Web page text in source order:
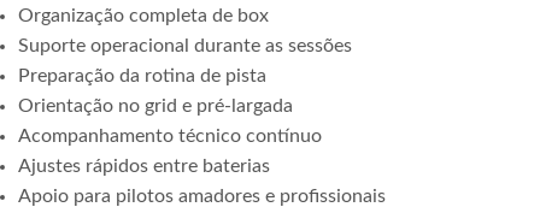
Organização completa de box
Suporte operacional durante as sessões
Preparação da rotina de pista
Orientação no grid e pré-largada
Acompanhamento técnico contínuo
Ajustes rápidos entre baterias
Apoio para pilotos amadores e profissionais